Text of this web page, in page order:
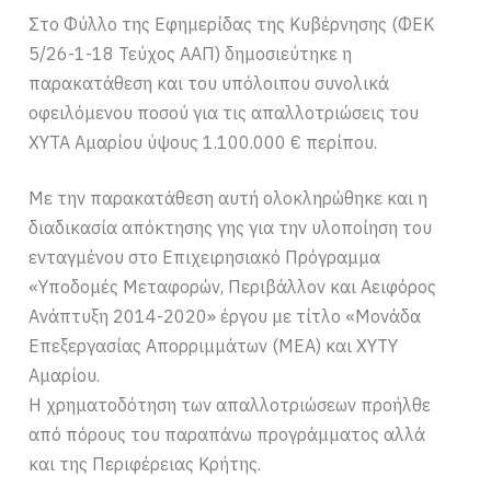
Στο Φύλλο της Εφημερίδας της Κυβέρνησης (ΦΕΚ
5/26-1-18 Τεύχος ΑΑΠ) δημοσιεύτηκε η
παρακατάθεση και του υπόλοιπου συνολικά
οφειλόμενου ποσού για τις απαλλοτριώσεις του
ΧΥΤΑ Αμαρίου ύψους 1.100.000 € περίπου.
Με την παρακατάθεση αυτή ολοκληρώθηκε και η
διαδικασία απόκτησης γης για την υλοποίηση του
ενταγμένου στο Επιχειρησιακό Πρόγραμμα
«Υποδομές Μεταφορών, Περιβάλλον και Αειφόρος
Ανάπτυξη 2014-2020» έργου με τίτλο «Μονάδα
Επεξεργασίας Απορριμμάτων (ΜΕΑ) και ΧΥΤΥ
Αμαρίου.
Η χρηματοδότηση των απαλλοτριώσεων προήλθε
από πόρους του παραπάνω προγράμματος αλλά
και της Περιφέρειας Κρήτης.